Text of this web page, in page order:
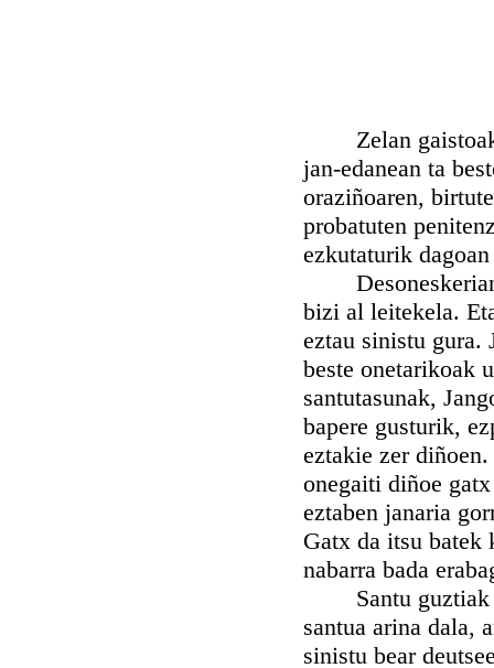
Zelan gaistoak,
jan-edanean ta
oraziñoaren,
probatuten
ezkutaturik
Desoneskerian
bizi al leitekela.
eztau sinistu gura.
beste onetarikoak
santutasunak,
bapere gusturik,
eztakie zer
onegaiti diñoe
eztaben janaria
Gatx da itsu batek
nabarra bada
Santu guztiak
santua arina dala,
sinistu bear